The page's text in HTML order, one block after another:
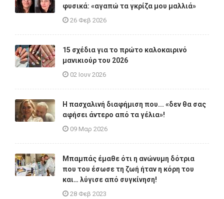
φυσικά: «αγαπώ τα γκρίζα μου μαλλιά»
26 Φεβ 2026
15 σχέδια για το πρώτο καλοκαιρινό
μανικιούρ του 2026
02 Ιουν 2026
Η πασχαλινή διαφήμιση που... «δεν θα σας
αφήσει άντερο από τα γέλια»!
09 Μαρ 2026
Μπαμπάς έμαθε ότι η ανώνυμη δότρια
που του έσωσε τη ζωή ήταν η κόρη του
και… λύγισε από συγκίνηση!
28 Φεβ 2023